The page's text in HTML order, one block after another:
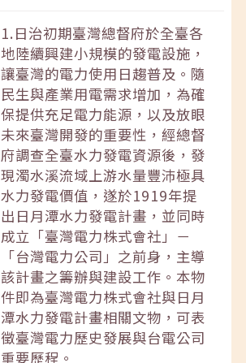
1.日治初期臺灣總督府於全臺各
地陸續興建小規模的發電設施，
讓臺灣的電力使用日趨普及。隨
民生與產業用電需求增加，為確
保提供充足電力能源，以及放眼
未來臺灣開發的重要性，經總督
府調查全臺水力發電資源後，發
現濁水溪流域上游水量豐沛極具
水力發電價值，遂於1919年提
出日月潭水力發電計畫，並同時
成立「臺灣電力株式會社」－
「台灣電力公司」之前身，主導
該計畫之籌辦與建設工作。本物
件即為臺灣電力株式會社與日月
潭水力發電計畫相關文物，可表
徵臺灣電力歷史發展與台電公司
重要歷程。